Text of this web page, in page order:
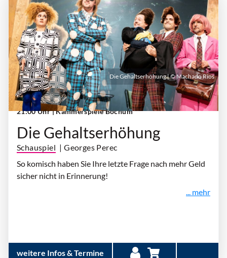
Donnerstag, 15. Oktober 2026 | 19:30 Uhr -
21:00 Uhr| Kammerspiele Bochum
Die Gehaltserhöhung
Schauspiel | Georges Perec
So komisch haben Sie Ihre letzte Frage nach mehr Geld
sicher nicht in Erinnerung!
... mehr
weitere Infos & Termine
Die Gehaltserhöhung | © Machado Rios